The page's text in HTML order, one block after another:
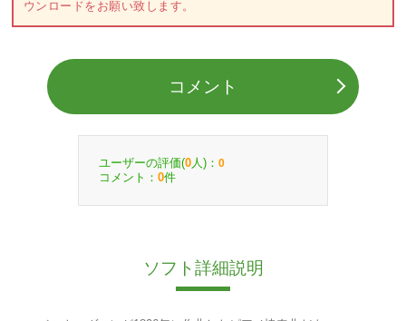
ウンロードをお願い致します。
コメント
ユーザーの評価(0 人)： 0
コメント： 0件
ソフト詳細説明